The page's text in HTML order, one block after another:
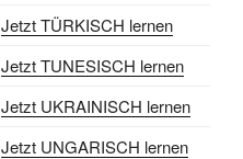
Jetzt TÜRKISCH lernen
Jetzt TUNESISCH lernen
Jetzt UKRAINISCH lernen
Jetzt UNGARISCH lernen